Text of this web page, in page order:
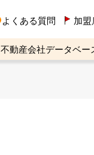
よくある質問 加盟
不動産会社データベー